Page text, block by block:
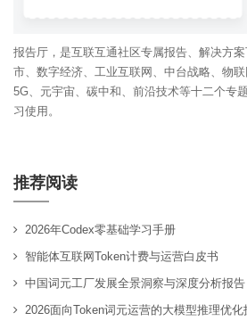
报告厅，是互联互通社区专属报告、解决方
市、数字经济、工业互联网、中台战略、物联
5G、元宇宙、碳中和、前沿技术等十二个专
习使用。
推荐阅读
2026年Codex零基础学习手册
智能体互联网Token计费与运营白皮书
中国词元工厂发展全景洞察与深度分析报告
2026面向Token词元运营的大模型推理优化